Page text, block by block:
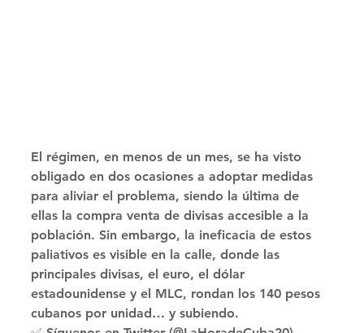
El régimen, en menos de un mes, se ha visto
obligado en dos ocasiones a adoptar medidas
para aliviar el problema, siendo la última de
ellas la compra venta de divisas accesible a la
población. Sin embargo, la ineficacia de estos
paliativos es visible en la calle, donde las
principales divisas, el euro, el dólar
estadounidense y el MLC, rondan los 140 pesos
cubanos por unidad… y subiendo.